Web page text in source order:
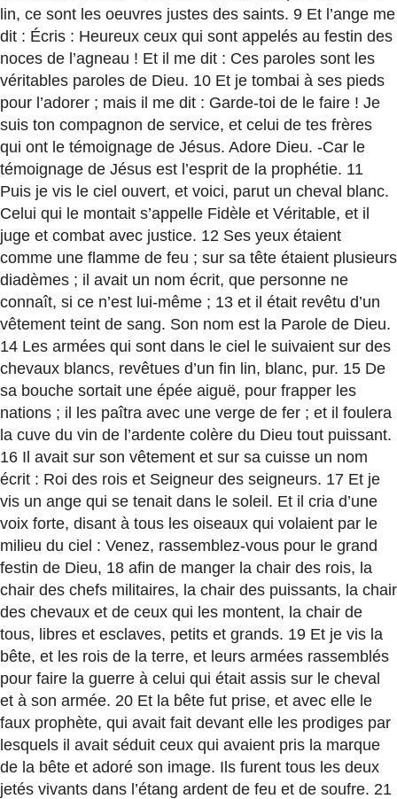
lin, ce sont les oeuvres justes des saints. 9 Et l’ange me
dit : Écris : Heureux ceux qui sont appelés au festin des
noces de l’agneau ! Et il me dit : Ces paroles sont les
véritables paroles de Dieu. 10 Et je tombai à ses pieds
pour l’adorer ; mais il me dit : Garde-toi de le faire ! Je
suis ton compagnon de service, et celui de tes frères
qui ont le témoignage de Jésus. Adore Dieu. -Car le
témoignage de Jésus est l’esprit de la prophétie. 11
Puis je vis le ciel ouvert, et voici, parut un cheval blanc.
Celui qui le montait s’appelle Fidèle et Véritable, et il
juge et combat avec justice. 12 Ses yeux étaient
comme une flamme de feu ; sur sa tête étaient plusieurs
diadèmes ; il avait un nom écrit, que personne ne
connaît, si ce n’est lui-même ; 13 et il était revêtu d’un
vêtement teint de sang. Son nom est la Parole de Dieu.
14 Les armées qui sont dans le ciel le suivaient sur des
chevaux blancs, revêtues d’un fin lin, blanc, pur. 15 De
sa bouche sortait une épée aiguë, pour frapper les
nations ; il les paîtra avec une verge de fer ; et il foulera
la cuve du vin de l’ardente colère du Dieu tout puissant.
16 Il avait sur son vêtement et sur sa cuisse un nom
écrit : Roi des rois et Seigneur des seigneurs. 17 Et je
vis un ange qui se tenait dans le soleil. Et il cria d’une
voix forte, disant à tous les oiseaux qui volaient par le
milieu du ciel : Venez, rassemblez-vous pour le grand
festin de Dieu, 18 afin de manger la chair des rois, la
chair des chefs militaires, la chair des puissants, la chair
des chevaux et de ceux qui les montent, la chair de
tous, libres et esclaves, petits et grands. 19 Et je vis la
bête, et les rois de la terre, et leurs armées rassemblés
pour faire la guerre à celui qui était assis sur le cheval
et à son armée. 20 Et la bête fut prise, et avec elle le
faux prophète, qui avait fait devant elle les prodiges par
lesquels il avait séduit ceux qui avaient pris la marque
de la bête et adoré son image. Ils furent tous les deux
jetés vivants dans l’étang ardent de feu et de soufre. 21